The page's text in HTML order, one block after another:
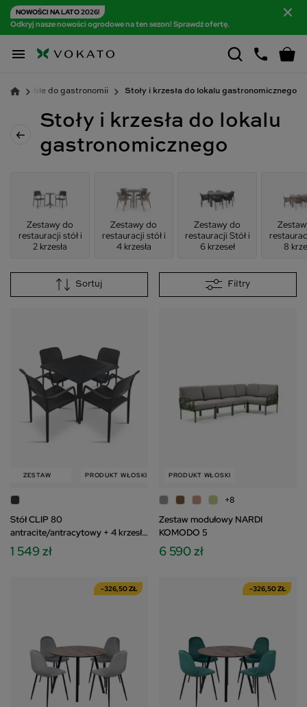
NOWOŚCI NA LATO 2026!
Odkryj nasze nowości ogrodowe na ten sezon! Sprawdź ofertę.

Meble do gastronomii Stoły i krzesła do lokalu gastronomicznego
Stoły i krzesła do lokalu
gastronomicznego
Zestawy do
restauracji stół i
2 krzesła
Zestawy do
restauracji stół i
4 krzesła
Zestawy do
restauracji Stół i
6 krzeseł
8
Sortuj Filtry
ZESTAW PRODUKT WŁOSKI ZESTAW
Stół CLIP 80
antracite/antracytowy + 4 krzesła
BORA antracite/antracytowy
1 549 zł
PRODUKT WŁOSKI
+8
Zestaw modułowy NARDI
KOMODO 5
6 590 zł
-326,50 ZŁ -326,50 ZŁ